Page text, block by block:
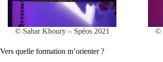
© Sahar Khoury – Spéos 2021 ©
Vers quelle formation m’orienter ?